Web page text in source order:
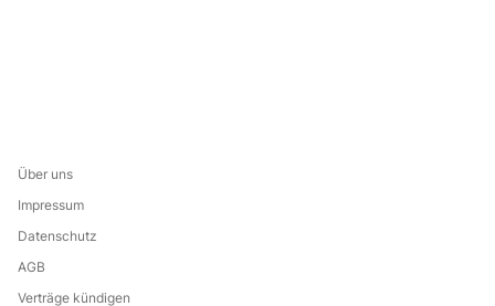
Über uns
Impressum
Datenschutz
AGB
Verträge kündigen